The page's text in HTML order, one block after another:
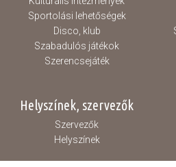
Sportolási lehetőségek
Disco, klub
Szabadulós játékok
Szerencsejáték
Helyszínek, szervezők
Szervezők
Helyszínek